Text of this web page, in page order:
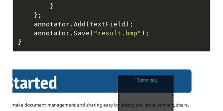
    annotator.Save(
"result.bmp"